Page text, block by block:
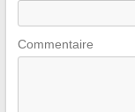
Commentaire